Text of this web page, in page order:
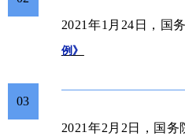
2021年1月24日，国
例》
03
2021年2月2日，国务